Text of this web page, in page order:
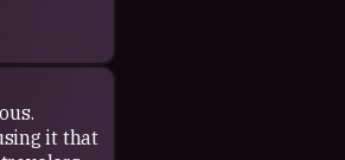
it that